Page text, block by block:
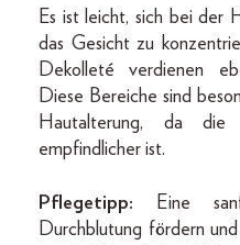
Es ist leicht, sich bei der
das Gesicht zu
Dekolleté verdienen
Diese Bereiche sind
Hautalterung, da
empfindlicher ist.
Pflegetipp:
Eine
Durchblutung fördern